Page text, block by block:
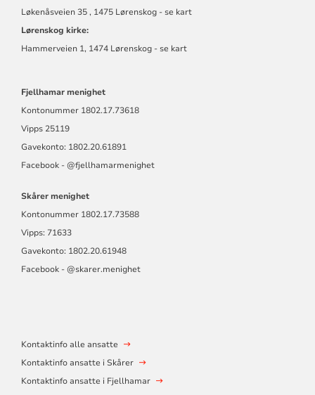
Løkenåsveien 35 , 1475 Lørenskog - se kart
Lørenskog kirke:
Hammerveien 1, 1474 Lørenskog - se kart
Fjellhamar menighet
Kontonummer 1802.17.73618
Vipps 25119
Gavekonto: 1802.20.61891
Facebook -@fjellhamarmenighet
Skårer menighet
Kontonummer 1802.17.73588
Vipps: 71633
Gavekonto: 1802.20.61948
Facebook - @skarer.menighet
Kontaktinfo alle ansatte
Kontaktinfo ansatte i Skårer
Kontaktinfo ansatte i Fjellhamar